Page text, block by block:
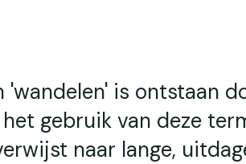
'wandelen' is ontstaan
gebruik van deze
naar lange,